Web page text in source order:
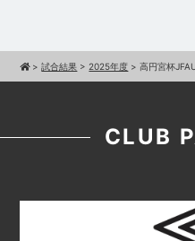
>試合結果 > 2025年度 >高円宮杯
CLUB